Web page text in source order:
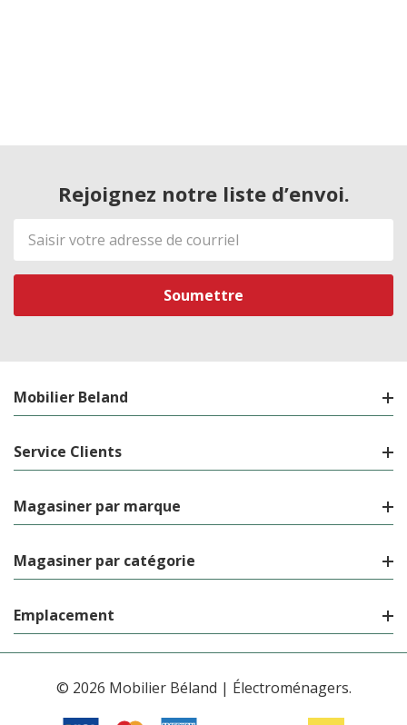
Rejoignez notre liste d’envoi.
Adresse
de
courriel
Mobilier Beland
Service Clients
Magasiner par marque
Magasiner par catégorie
Emplacement
© 2026 Mobilier Béland | Électroménagers.